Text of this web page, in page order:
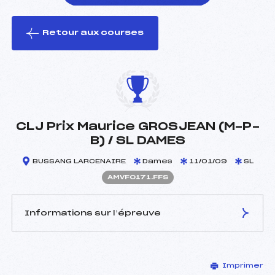
le ski
Retour aux courses
CLJ Prix Maurice GROSJEAN (M-P-
B) / SL DAMES
BUSSANG LARCENAIRE Dames 11/01/09 SL
AMVF0171.FFS
Informations sur l’épreuve
LEDUC THIBAUT (MV)
Imprimer